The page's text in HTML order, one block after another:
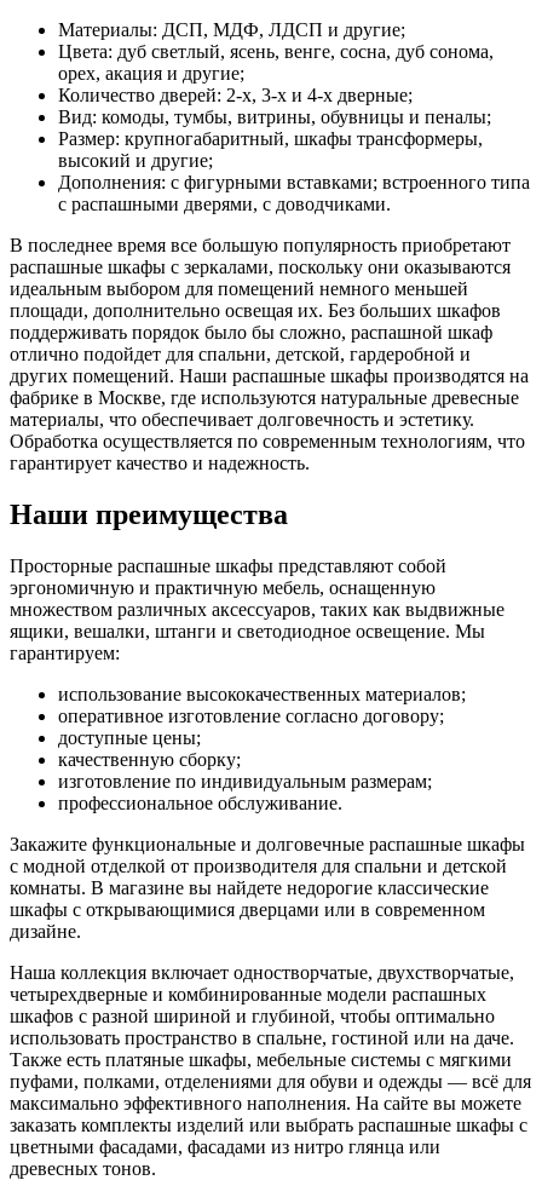
Материалы: ДСП, МДФ, ЛДСП и другие;
Цвета: дуб светлый, ясень, венге, сосна, дуб сонома,
орех, акация и другие;
Количество дверей: 2-х, 3-х и 4-х дверные;
Вид: комоды, тумбы, витрины, обувницы и пеналы;
Размер: крупногабаритный, шкафы трансформеры,
высокий и другие;
Дополнения: с фигурными вставками; встроенного типа
с распашными дверями, с доводчиками.
В последнее время все большую популярность приобретают
распашные шкафы с зеркалами, поскольку они оказываются
идеальным выбором для помещений немного меньшей
площади, дополнительно освещая их. Без больших шкафов
поддерживать порядок было бы сложно, распашной шкаф
отлично подойдет для спальни, детской, гардеробной и
других помещений. Наши распашные шкафы производятся на
фабрике в Москве, где используются натуральные древесные
материалы, что обеспечивает долговечность и эстетику.
Обработка осуществляется по современным технологиям, что
гарантирует качество и надежность.
Наши преимущества
Просторные распашные шкафы представляют собой
эргономичную и практичную мебель, оснащенную
множеством различных аксессуаров, таких как выдвижные
ящики, вешалки, штанги и светодиодное освещение. Мы
гарантируем:
использование высококачественных материалов;
оперативное изготовление согласно договору;
доступные цены;
качественную сборку;
изготовление по индивидуальным размерам;
профессиональное обслуживание.
Закажите функциональные и долговечные распашные шкафы
с модной отделкой от производителя для спальни и детской
комнаты. В магазине вы найдете недорогие классические
шкафы с открывающимися дверцами или в современном
дизайне.
Наша коллекция включает одностворчатые, двухстворчатые,
четырехдверные и комбинированные модели распашных
шкафов с разной шириной и глубиной, чтобы оптимально
использовать пространство в спальне, гостиной или на даче.
Также есть платяные шкафы, мебельные системы с мягкими
пуфами, полками, отделениями для обуви и одежды — всё для
максимально эффективного наполнения. На сайте вы можете
заказать комплекты изделий или выбрать распашные шкафы с
цветными фасадами, фасадами из нитро глянца или
древесных тонов.